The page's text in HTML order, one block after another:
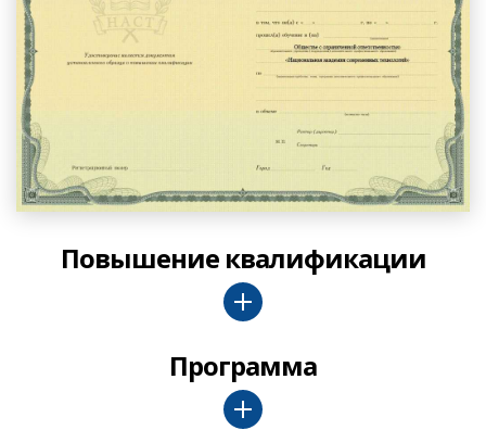
Повышение квалификации
Программа